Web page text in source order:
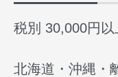
税別 30,000円以
北海道・沖縄・